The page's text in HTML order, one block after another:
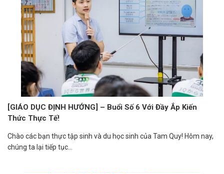
[GIÁO DỤC ĐỊNH HƯỚNG] – Buổi Số 6 Với Đầy Ắp Kiến
Thức Thực Tế!
Chào các bạn thực tập sinh và du học sinh của Tam Quy! Hôm nay,
chúng ta lại tiếp tục...